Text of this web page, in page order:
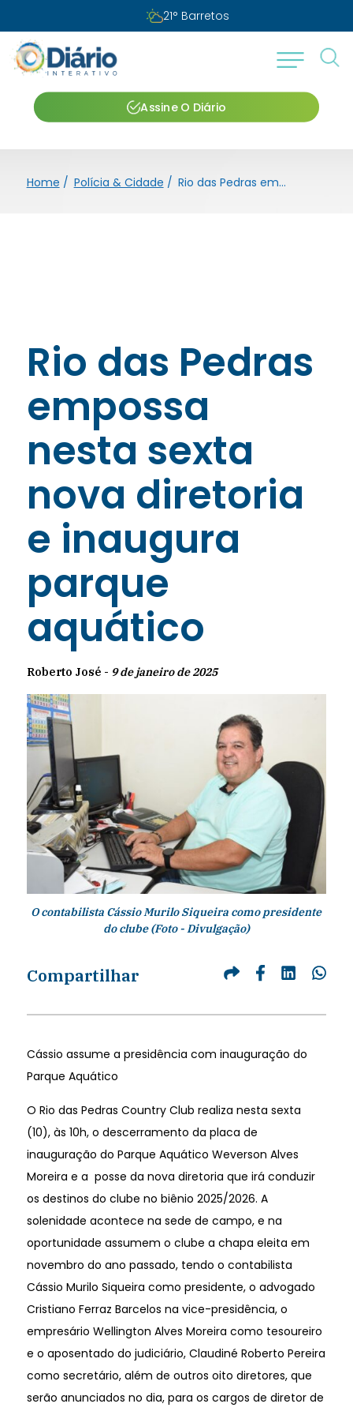
21°Barretos
Assine O Diário
Home / Polícia & Cidade / Rio das Pedras empossa nesta sexta nova diretoria e inaugura parque aquático
Rio das Pedras
empossa
nesta sexta
nova diretoria
e inaugura
parque
aquático
Roberto José - 9 de janeiro de 2025
O contabilista Cássio Murilo Siqueira como presidente
do clube (Foto - Divulgação)
Compartilhar
Cássio assume a presidência com inauguração do
Parque Aquático
O Rio das Pedras Country Club realiza nesta sexta
(10), às 10h, o descerramento da placa de
inauguração do Parque Aquático Weverson Alves
Moreira e a posse da nova diretoria que irá conduzir
os destinos do clube no biênio 2025/2026. A
solenidade acontece na sede de campo, e na
oportunidade assumem o clube a chapa eleita em
novembro do ano passado, tendo o contabilista
Cássio Murilo Siqueira como presidente, o advogado
Cristiano Ferraz Barcelos na vice-presidência, o
empresário Wellington Alves Moreira como tesoureiro
e o aposentado do judiciário, Claudiné Roberto Pereira
como secretário, além de outros oito diretores, que
serão anunciados no dia, para os cargos de diretor de